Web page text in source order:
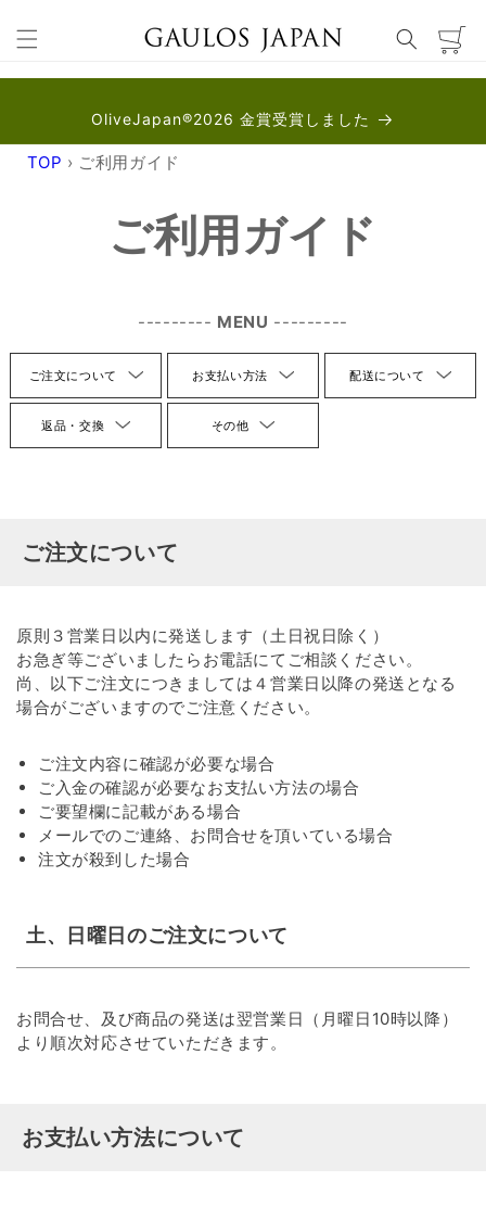
ー
OliveJapan®︎2026 金賞受賞しました
TOP › ご利用ガイド
ご利用ガイド
MENU
ご注文について お支払い方法 配送について
返品・交換 その他
ご注文について
原則３営業日以内に発送します（土日祝日除く）
お急ぎ等ございましたらお電話にてご相談ください。
尚、以下ご注文につきましては４営業日以降の発送となる
場合がございますのでご注意ください。
ご注文内容に確認が必要な場合
ご入金の確認が必要なお支払い方法の場合
ご要望欄に記載がある場合
メールでのご連絡、お問合せを頂いている場合
注文が殺到した場合
土、日曜日のご注文について
お問合せ、及び商品の発送は翌営業日（月曜日10時以降）
より順次対応させていただきます。
お支払い方法について